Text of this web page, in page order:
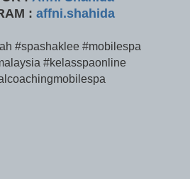
: affni.shahida
#spashaklee #mobilespa
#kelasspaonline